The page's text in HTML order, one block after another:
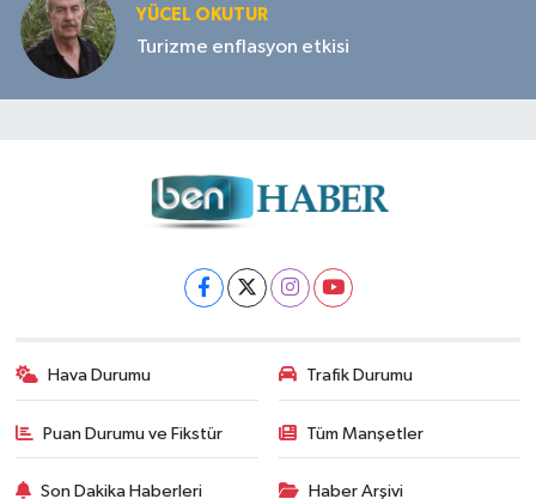
YÜCEL OKUTUR
Turizme enflasyon etkisi
Hava Durumu Trafik Durumu
Puan Durumu ve Fikstür Tüm Manşetler
Son Dakika Haberleri Haber Arşivi